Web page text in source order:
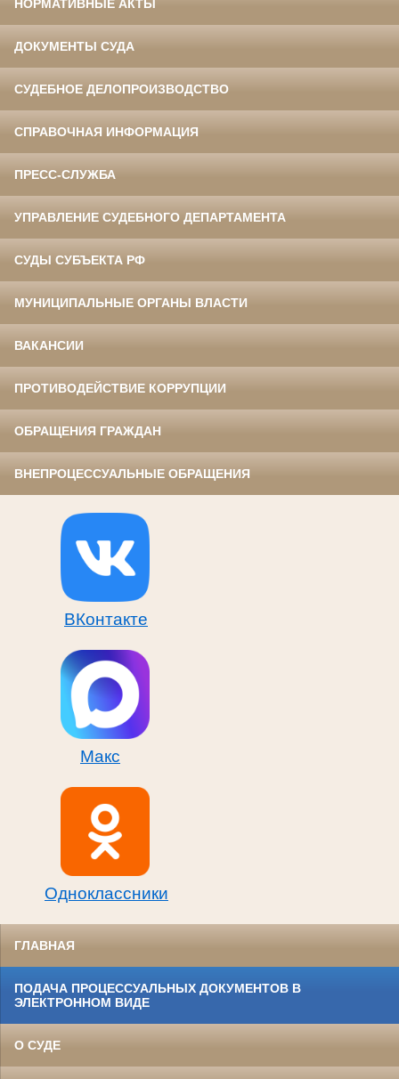
НОРМАТИВНЫЕ АКТЫ
ДОКУМЕНТЫ СУДА
СУДЕБНОЕ ДЕЛОПРОИЗВОДСТВО
СПРАВОЧНАЯ ИНФОРМАЦИЯ
ПРЕСС-СЛУЖБА
УПРАВЛЕНИЕ СУДЕБНОГО ДЕПАРТАМЕНТА
СУДЫ СУБЪЕКТА РФ
МУНИЦИПАЛЬНЫЕ ОРГАНЫ ВЛАСТИ
ВАКАНСИИ
ПРОТИВОДЕЙСТВИЕ КОРРУПЦИИ
ОБРАЩЕНИЯ ГРАЖДАН
ВНЕПРОЦЕССУАЛЬНЫЕ ОБРАЩЕНИЯ
ВКонтакте
Макс
Одноклассники
ГЛАВНАЯ
ПОДАЧА ПРОЦЕССУАЛЬНЫХ ДОКУМЕНТОВ В
ЭЛЕКТРОННОМ ВИДЕ
О СУДЕ